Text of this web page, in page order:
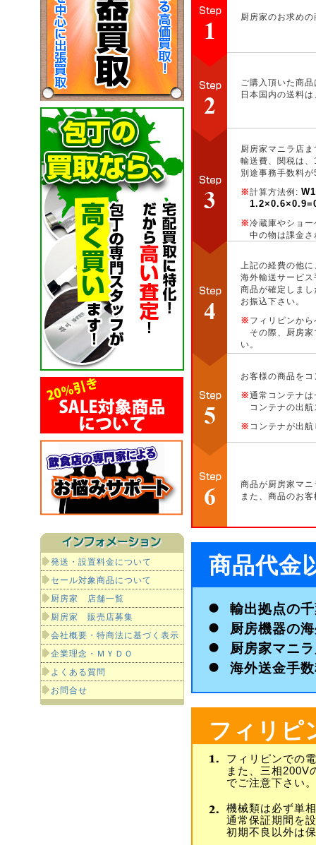
発送・設置料金について
セール対象商品について
厨房家 店舗一覧
厨房家 販売店募集
会社概要・特商法に基づく表示
企業理念・ＭＹＤＯ
よくある質問
お問合せ
厨房家のお求め
ご購入頂いた商
日本国内の送料
厨房家マニラ店
輸送費、関税は
別途事務手数料
※計算方法例:
※冷蔵庫やショ
中の物は課金
上記の経費の他
海外輸送サービ
商品が確定しま
お振込下さい。
※ フィリピンか
その際、厨房
い。
お客様の商品を
※通常コンテナ
コンテナの出
※ コンテナが出
商品が厨房家マ
また、商品のお
商品代金
輸出拠点の
厨房機器の
厨房家マニ
海外送金手
フィリピ
フィリピンでの
また、三相200V
でご注意下さい。
機械類は必ず単
通常保証期間を
初期不良以外は